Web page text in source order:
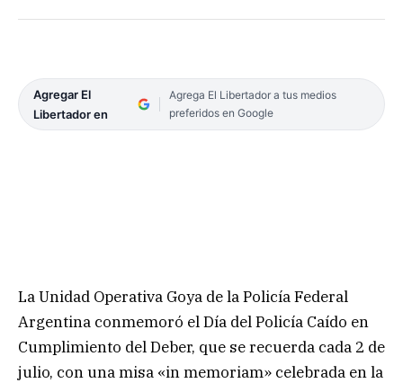
Agregar El
Libertador en
Agrega El Libertador a tus medios
preferidos en Google
La Unidad Operativa Goya de la Policía Federal
Argentina conmemoró el Día del Policía Caído en
Cumplimiento del Deber, que se recuerda cada 2 de
julio, con una misa «in memoriam» celebrada en la